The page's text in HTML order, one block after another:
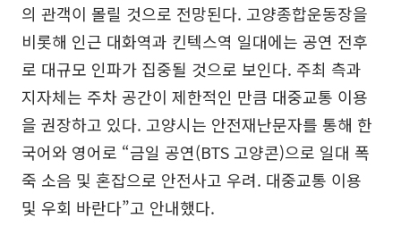
의 관객이 몰릴 것으로 전망된다. 고양종합운동장을
비롯해 인근 대화역과 킨텍스역 일대에는 공연 전후
로 대규모 인파가 집중될 것으로 보인다. 주최 측과
지자체는 주차 공간이 제한적인 만큼 대중교통 이용
을 권장하고 있다. 고양시는 안전재난문자를 통해 한
국어와 영어로 “금일 공연(BTS 고양콘)으로 일대 폭
죽 소음 및 혼잡으로 안전사고 우려. 대중교통 이용
및 우회 바란다”고 안내했다.